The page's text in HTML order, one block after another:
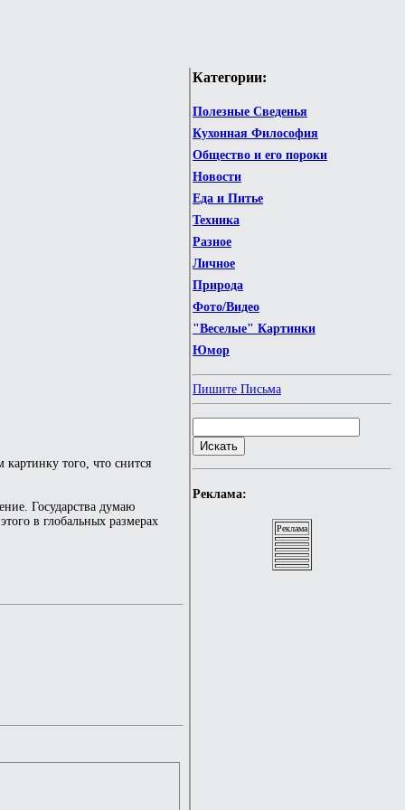
Категории:
Полезные Сведенья
Кухонная Философия
Общество и его пороки
Новости
Еда и Питье
Техника
Разное
Личное
Природа
Фото/Видео
"Веселые" Картинки
Юмор
Пишите Письма
Реклама:
Реклама
того, что снится
Государства думаю
в глобальных размерах